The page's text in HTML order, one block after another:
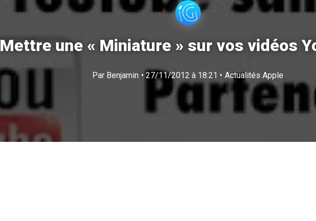
Mettre une « Miniature » sur vos vidéos
Par Benjamin • 27/11/2012 à 18:21 • Actualités Apple